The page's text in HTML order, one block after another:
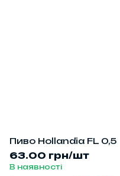
Пиво Hollandia FL 0,5
63.00 грн/шт
В наявності